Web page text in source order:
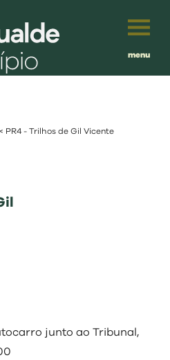
menu
Português
< PR4 - Trilhos de Gil Vicente
junto ao Tribunal,